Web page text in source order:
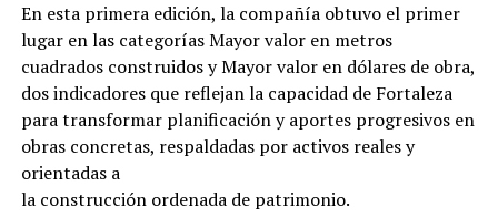
En esta primera edición, la compañía obtuvo el primer
lugar en las categorías Mayor valor en metros
cuadrados construidos y Mayor valor en dólares de obra,
dos indicadores que reflejan la capacidad de Fortaleza
para transformar planificación y aportes progresivos en
obras concretas, respaldadas por activos reales y
orientadas a
la construcción ordenada de patrimonio.